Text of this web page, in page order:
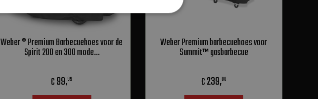
Weber ® Premium Barbecuehoes voor de
Spirit 200 en 300 mode…
€99,99
Weber Premium barbecuehoes voor
Summit™ gasbarbecue
€239,00